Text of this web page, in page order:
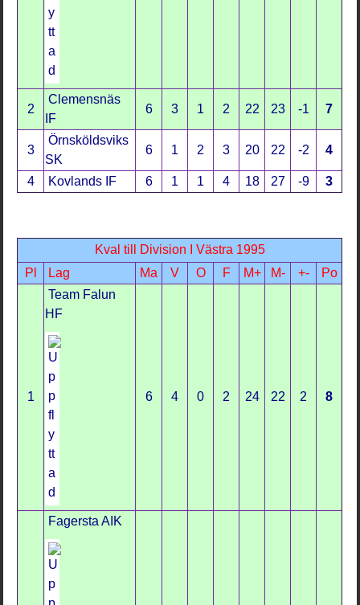
2
Clemensnäs
IF
6 3 1 2 22 23 -1 7
3
Örnsköldsviks
SK
6 1 2 3 20 22 -2 4
4 Kovlands IF 6 1 1 4 18 27 -9 3
Kval till Division I Västra 1995
Pl
Lag Ma V O F M+ M- +- Po
1
Team Falun
HF
6 4 0 2 24 22 2 8
Fagersta AIK